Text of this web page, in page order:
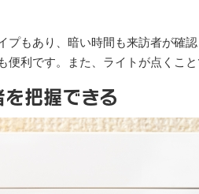
プもあり、暗い時間も来訪者が確
利です。また、ライトが点くこ
把握できる